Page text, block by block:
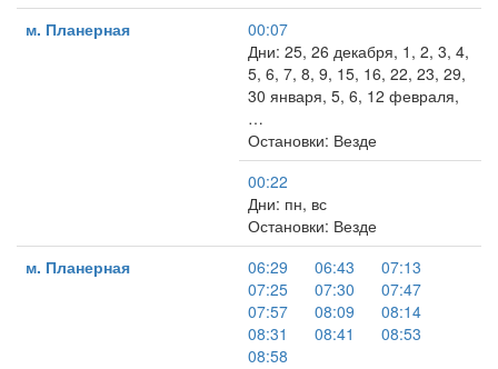
м. Планерная
00:07
Дни: 25, 26 декабря, 1, 2, 3, 4,
5, 6, 7, 8, 9, 15, 16, 22, 23, 29,
30 января, 5, 6, 12 февраля,
…
Остановки: Везде
00:22
Дни: пн, вс
Остановки: Везде
м. Планерная
06:29 06:43
07:13
07:25
07:30
07:47
07:57
08:09
08:14
08:31
08:41
08:53
08:58